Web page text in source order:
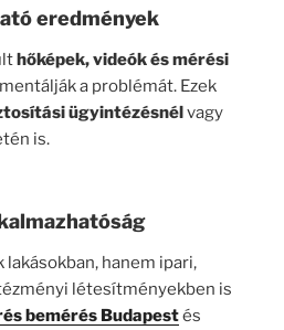
eredmények
hőképek, videók és mérési
a problémát. Ezek
ügyintézésnél vagy
is.
hanem ipari,
létesítményekben is
bemérés Budapestés